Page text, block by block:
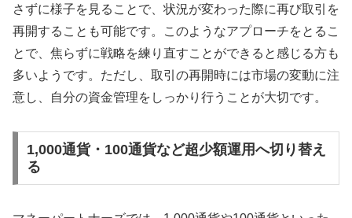
さずに様子を見ることで、状況が変わった際に再び取引を
再開することも可能です。このようなアプローチをとるこ
とで、焦らずに戦略を練り直すことができると感じる方も
多いようです。ただし、取引の再開時には市場の変動に注
意し、自分の資金管理をしっかり行うことが大切です。
1,000通貨・100通貨など超少額運用へ切り替え
る